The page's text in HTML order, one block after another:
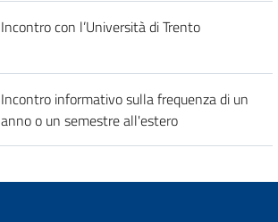
Incontro con l’Università di Trento
Incontro informativo sulla frequenza di un
anno o un semestre all'estero